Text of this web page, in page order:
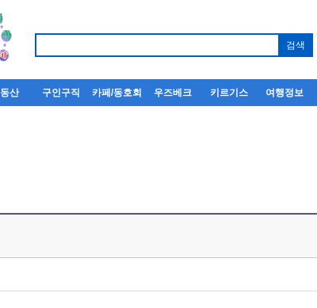
산 구인구직 카페/동호회 우즈베크 키르기스 여행정보